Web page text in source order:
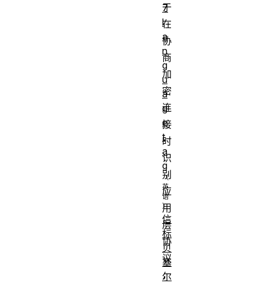
于
在
协
商
加
密
连
接
时
识
别
应
用
层
协
议
，
7
l
a
n
g
u
a
g
e
t
a
g
信
标
贝
塞
尔